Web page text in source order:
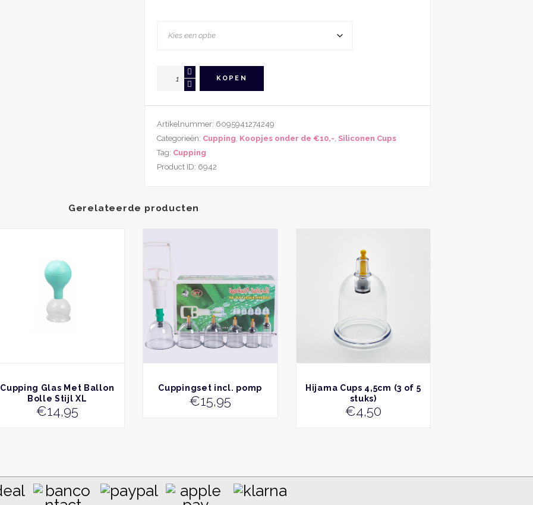
Siliconen
Maat
XS
aantal
KOPEN
Artikelnummer: 6095941274249
Categorieën: Cupping, Koopjes onder de €10,-, Siliconen Cups
Tag: Cupping
Product ID: 6942
Gerelateerde producten
BEKIJK
variaties.
worden
productpagina
Cupping Glas Met Ballon
Bolle Stijl XL
€14,95
BEKIJK
Cuppingset incl. pomp
€15,95
BEKIJK
Hijama Cups 4,5cm (3 of 5
stuks)
€4,50